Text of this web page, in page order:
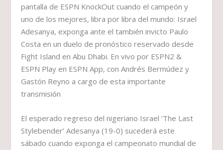
pantalla de ESPN KnockOut cuando el campeón y
uno de los mejores, libra por libra del mundo: Israel
Adesanya, exponga ante el también invicto Paulo
Costa en un duelo de pronóstico reservado desde
Fight Island en Abu Dhabi. En vivo por ESPN2 &
ESPN Play en ESPN App, con Andrés Bermúdez y
Gastón Reyno a cargo de esta importante
transmisión
El esperado regreso del nigeriano Israel ‘The Last
Stylebender’ Adesanya (19-0) sucederá este
sábado cuando exponga el campeonato mundial de